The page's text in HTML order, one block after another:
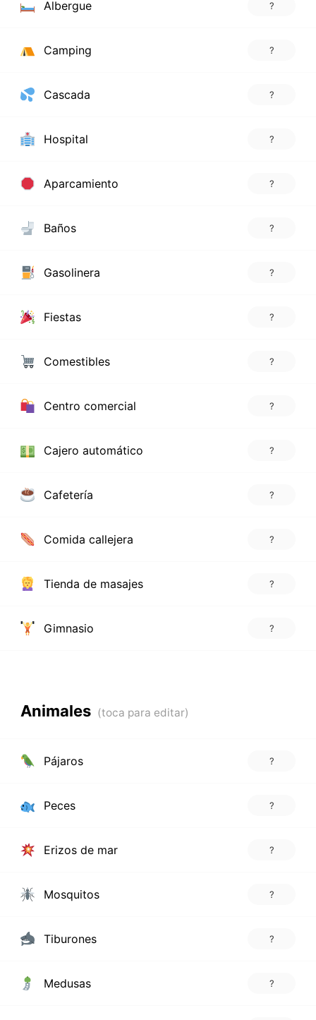
Albergue ?
Camping ?
Cascada ?
Hospital ?
Aparcamiento ?
Baños ?
Gasolinera ?
Fiestas ?
Comestibles ?
Centro comercial ?
Cajero automático ?
Cafetería ?
Comida callejera ?
Tienda de masajes ?
Gimnasio ?
Animales
Pájaros ?
Peces ?
Erizos de mar ?
Mosquitos ?
Tiburones ?
Medusas ?